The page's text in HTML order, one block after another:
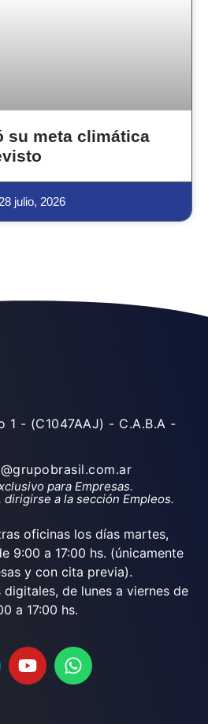
su meta climática
28 julio, 2026
1 - (C1047AAJ) - C.A.B.A -
para Empresas.
dirigirse a la sección Empleos.
oficinas los días martes,
9:00 a 17:00 hs. (únicamente
y con cita previa).
de lunes a viernes de
a 17:00 hs.